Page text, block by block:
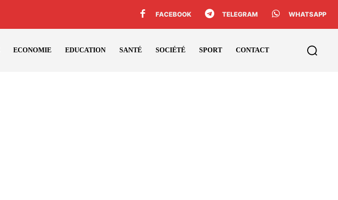
FACEBOOK TELEGRAM WHATSAPP
ECONOMIE EDUCATION SANTÉ SOCIÉTÉ SPORT CONTACT